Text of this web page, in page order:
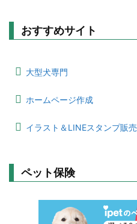
おすすめサイト
大型犬専門
ホームページ作成
イラスト＆LINEスタンプ販売
ペット保険